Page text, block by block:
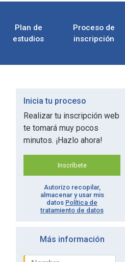
Plan de
estudios
Proceso de
inscripción
Inicia tu proceso
Realizar tu inscripción web
te tomará muy pocos
minutos. ¡Hazlo ahora!
Inscríbete
Autorizo recopilar,
almacenar y usar mis
datos Política de
tratamiento de datos
Más información